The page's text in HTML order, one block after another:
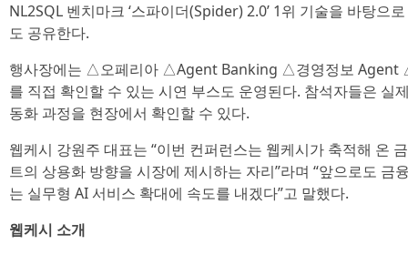
NL2SQL 벤치마크 ‘스파이더(Spider) 2.0’ 1위 기술을 바탕으
도 공유한다.
행사장에는 △오페리아 △Agent Banking △경영정보 Agent
를 직접 확인할 수 있는 시연 부스도 운영된다. 참석자들은 실
동화 과정을 현장에서 확인할 수 있다.
웹케시 강원주 대표는 “이번 컨퍼런스는 웹케시가 축적해 온
트의 상용화 방향을 시장에 제시하는 자리”라며 “앞으로도 금
는 실무형 AI 서비스 확대에 속도를 내겠다”고 말했다.
웹케시 소개